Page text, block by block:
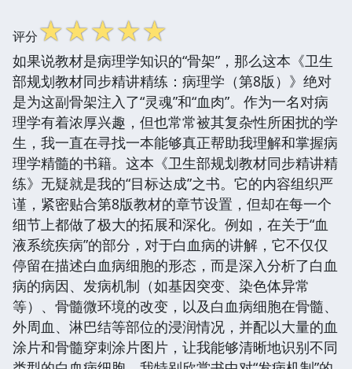
评分☆☆☆☆☆
如果说教材是病理学知识的“骨架”，那么这本《卫生
部规划教材同步精讲精练：病理学（第8版）》绝对
是为这副骨架注入了“灵魂”和“血肉”。作为一名对病
理学有着浓厚兴趣，但也常常被其复杂性所困扰的学
生，我一直在寻找一本能够真正帮助我理解和掌握病
理学精髓的书籍。这本《卫生部规划教材同步精讲精
练》无疑就是我的“目标达成”之书。它的内容组织严
谨，紧密贴合第8版教材的章节设置，但却在每一个
细节上都做了极大的拓展和深化。例如，在关于“血
液系统疾病”的部分，对于白血病的讲解，它不仅仅
停留在描述白血病细胞的形态，而是深入分析了白血
病的病因、发病机制（如基因突变、染色体异常
等）、骨髓微环境的改变，以及白血病细胞在骨髓、
外周血、淋巴结等部位的浸润情况，并配以大量的血
涂片和骨髓穿刺涂片图片，让我能够清晰地识别不同